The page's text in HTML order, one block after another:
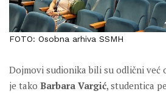
FOTO: Osobna arhiva SSMH
Dojmovi sudionika bili su odlični već
je tako Barbara Vargić, studentica